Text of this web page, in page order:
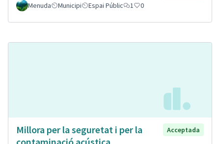
Menuda
Municipi Espai Públic 1 0
Millora per la seguretat i per la
Acceptada